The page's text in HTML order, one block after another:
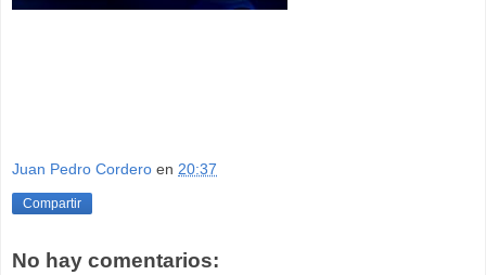
Juan Pedro Cordero en 20:37
Compartir
No hay comentarios: